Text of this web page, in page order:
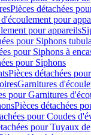
Pièces détachées
pour
pour appareils
pour Siphons
pour Siphons à
pour Siphons
Pièces détachées pour
Garnitures
pour Garnitures
Pièces détachées
pour Coudes
pour Tuyaux de